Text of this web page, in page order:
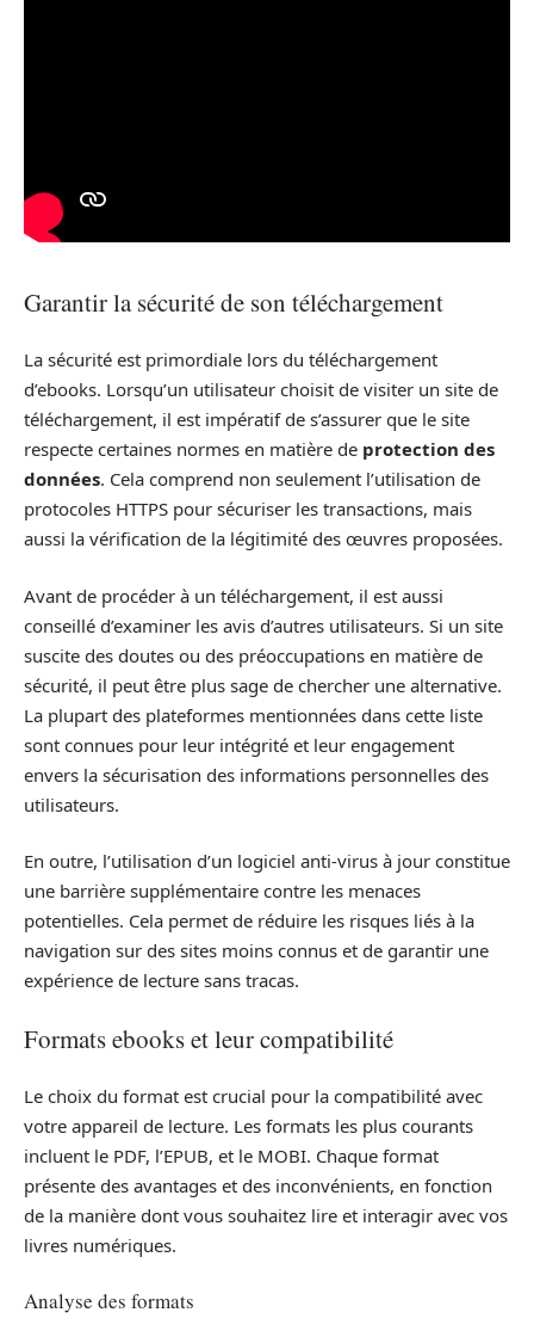
Garantir la sécurité de son téléchargement
La sécurité est primordiale lors du téléchargement
d’ebooks. Lorsqu’un utilisateur choisit de visiter un site de
téléchargement, il est impératif de s’assurer que le site
respecte certaines normes en matière de protection des
données. Cela comprend non seulement l’utilisation de
protocoles HTTPS pour sécuriser les transactions, mais
aussi la vérification de la légitimité des œuvres proposées.
Avant de procéder à un téléchargement, il est aussi
conseillé d’examiner les avis d’autres utilisateurs. Si un site
suscite des doutes ou des préoccupations en matière de
sécurité, il peut être plus sage de chercher une alternative.
La plupart des plateformes mentionnées dans cette liste
sont connues pour leur intégrité et leur engagement
envers la sécurisation des informations personnelles des
utilisateurs.
En outre, l’utilisation d’un logiciel anti-virus à jour constitue
une barrière supplémentaire contre les menaces
potentielles. Cela permet de réduire les risques liés à la
navigation sur des sites moins connus et de garantir une
expérience de lecture sans tracas.
Formats ebooks et leur compatibilité
Le choix du format est crucial pour la compatibilité avec
votre appareil de lecture. Les formats les plus courants
incluent le PDF, l’EPUB, et le MOBI. Chaque format
présente des avantages et des inconvénients, en fonction
de la manière dont vous souhaitez lire et interagir avec vos
livres numériques.
Analyse des formats